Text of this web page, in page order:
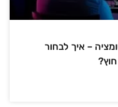
– איך לבחור